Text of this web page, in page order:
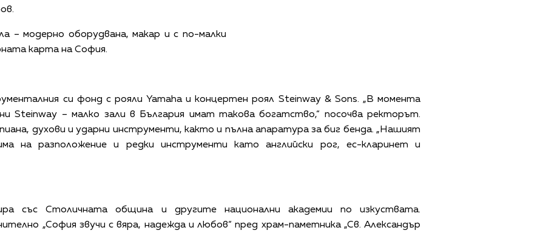
– модерно оборудвана, макар и с по-малки
карта на София.
си фонд с рояли Yamaha и концертен роял Steinway & Sons. „В момента
Steinway – малко зали в България имат такова богатство,“ посочва ректорът.
духови и ударни инструменти, както и пълна апаратура за биг бенда. „Нашият
на разположение и редки инструменти като английски рог, ес-кларинет и
със Столичната община и другите национални академии по изкуствата.
„София звучи с вяра, надежда и любов“ пред храм-паметника „Св. Александър